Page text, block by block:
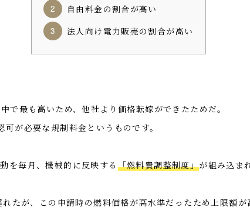
自由料金の割合が高い
法人向け電力販売の割合が高い
で最も高いため、他社より価格転嫁ができたためだ。
が必要な規制料金というものです。
を毎月、機械的に反映する 「燃料費調整制度」が組み込ま
たが、この申請時の燃料価格が高水準だったため上限額が